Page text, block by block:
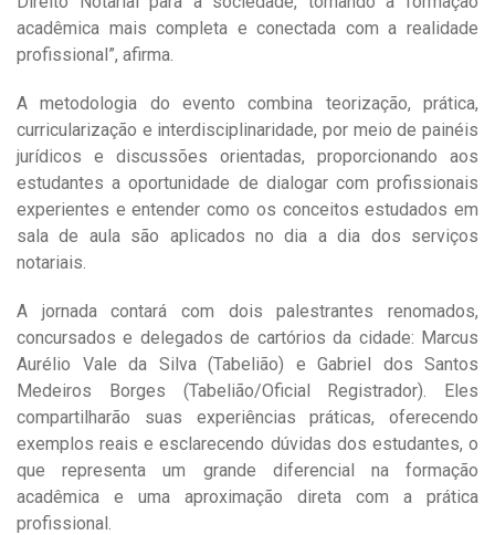
acadêmica mais completa e conectada com a realidade
profissional”, afirma.
A metodologia do evento combina teorização, prática,
curricularização e interdisciplinaridade, por meio de painéis
jurídicos e discussões orientadas, proporcionando aos
estudantes a oportunidade de dialogar com profissionais
experientes e entender como os conceitos estudados em
sala de aula são aplicados no dia a dia dos serviços
notariais.
A jornada contará com dois palestrantes renomados,
concursados e delegados de cartórios da cidade: Marcus
Aurélio Vale da Silva (Tabelião) e Gabriel dos Santos
Medeiros Borges (Tabelião/Oficial Registrador). Eles
compartilharão suas experiências práticas, oferecendo
exemplos reais e esclarecendo dúvidas dos estudantes, o
que representa um grande diferencial na formação
acadêmica e uma aproximação direta com a prática
profissional.